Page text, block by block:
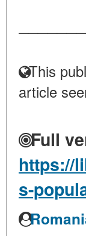
This
article
Full
https://
s-